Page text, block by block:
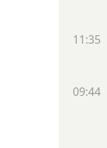
11:35
09:44